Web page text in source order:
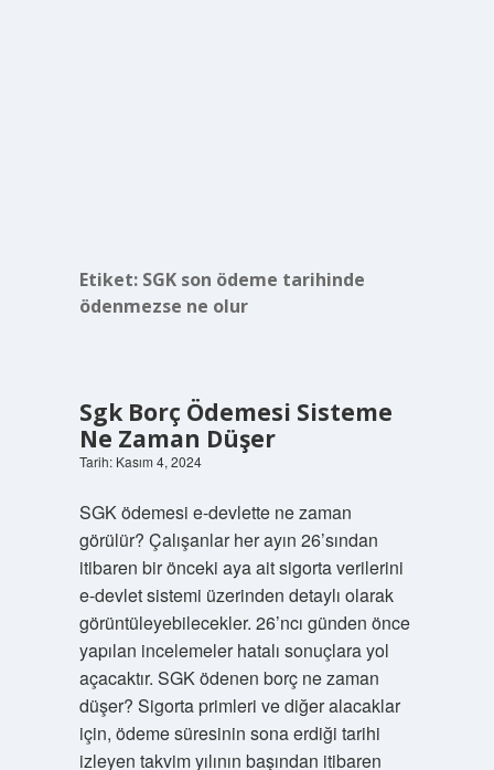
Etiket: SGK son ödeme tarihinde
ödenmezse ne olur
Sgk Borç Ödemesi Sisteme
Ne Zaman Düşer
Tarih: Kasım 4, 2024
SGK ödemesi e-devlette ne zaman
görülür? Çalışanlar her ayın 26’sından
itibaren bir önceki aya ait sigorta verilerini
e-devlet sistemi üzerinden detaylı olarak
görüntüleyebilecekler. 26’ncı günden önce
yapılan incelemeler hatalı sonuçlara yol
açacaktır. SGK ödenen borç ne zaman
düşer? Sigorta primleri ve diğer alacaklar
için, ödeme süresinin sona erdiği tarihi
izleyen takvim yılının başından itibaren